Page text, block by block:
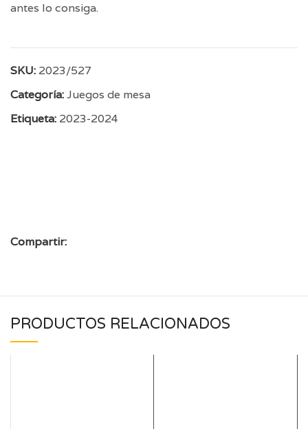
antes lo consiga.
SKU: 2023/527
Categoría:Juegos de mesa
Etiqueta: 2023-2024
Compartir:
PRODUCTOS RELACIONADOS